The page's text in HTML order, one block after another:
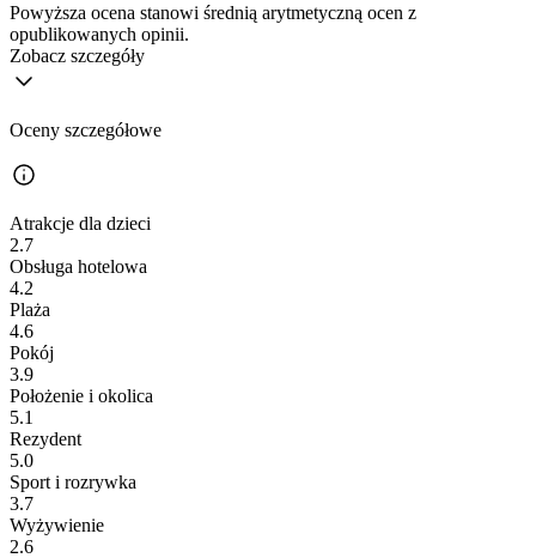
Powyższa ocena stanowi średnią arytmetyczną ocen z
opublikowanych opinii.
Zobacz szczegóły
Oceny szczegółowe
Atrakcje dla dzieci
2.7
Obsługa hotelowa
4.2
Plaża
4.6
Pokój
3.9
Położenie i okolica
5.1
Rezydent
5.0
Sport i rozrywka
3.7
Wyżywienie
2.6